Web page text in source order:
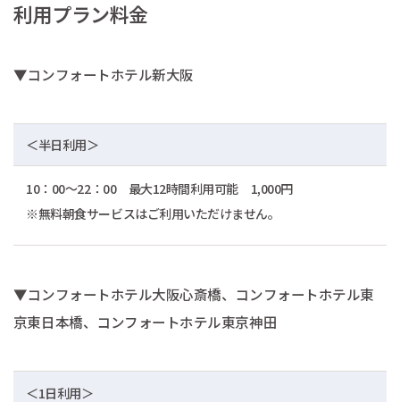
利用プラン料金
▼コンフォートホテル新大阪
＜半日利用＞
10：00～22：00 最大12時間利用可能 1,000円
※無料朝食サービスはご利用いただけません。
▼コンフォートホテル大阪心斎橋、コンフォートホテル東
京東日本橋、コンフォートホテル東京神田
＜1日利用＞